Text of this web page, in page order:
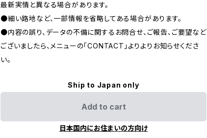
最新実情と異なる場合があります。
●細い路地など、一部情報を省略してある場合があります。
●内容の誤り、データの不備に関するお問合せ、ご報告、ご要望など
ございましたら、メニューの「CONTACT」よりよりお知らせくださ
い。
Ship to Japan only
Add to cart
日本国内にお住まいの方向け